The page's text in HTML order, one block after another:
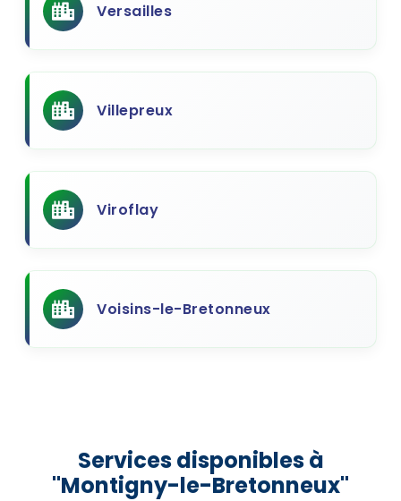
Versailles
Villepreux
Viroflay
Voisins-le-Bretonneux
Services disponibles à
"Montigny-le-Bretonneux"